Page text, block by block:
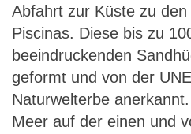
Abfahrt zur Küste zu
Piscinas. Diese bis zu
beeindruckenden
geformt und von der
Naturwelterbe
Meer auf der einen und